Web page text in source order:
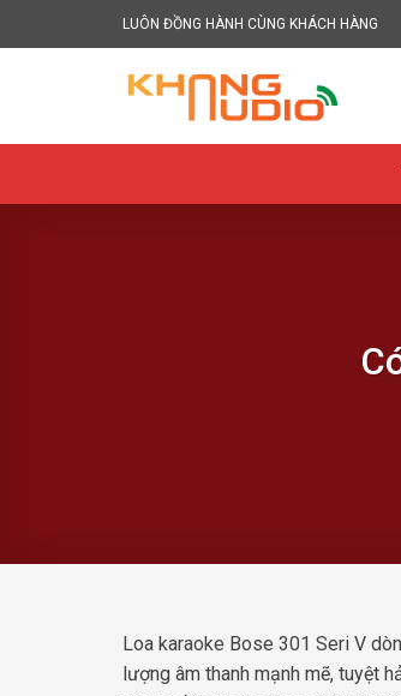
to
LUÔN ĐỒNG HÀNH CÙNG KHÁCH HÀNG
Loa karaoke Bose 301 Seri V
lượng âm thanh mạnh mẽ, tuyệt